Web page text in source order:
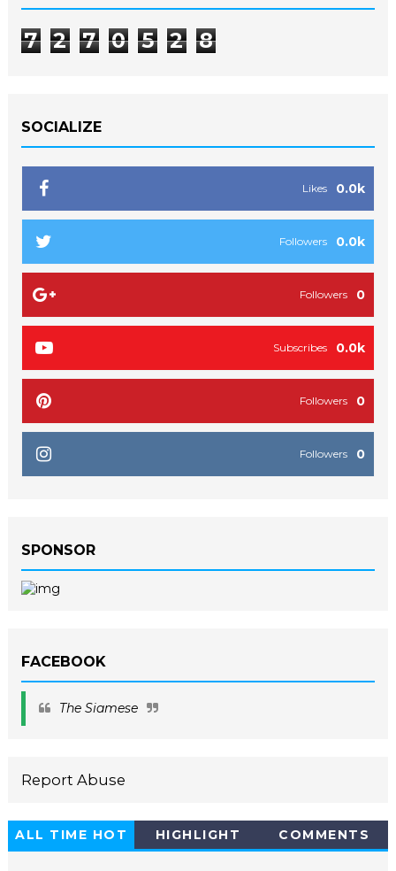
7 2 7 0 5 2 8
SOCIALIZE
0.0k
Likes
0.0k
Followers
0
Followers
0.0k
Subscribes
0
Followers
0
Followers
SPONSOR
FACEBOOK
The Siamese
Report Abuse
ALL TIME HOT
HIGHLIGHT COMMENTS